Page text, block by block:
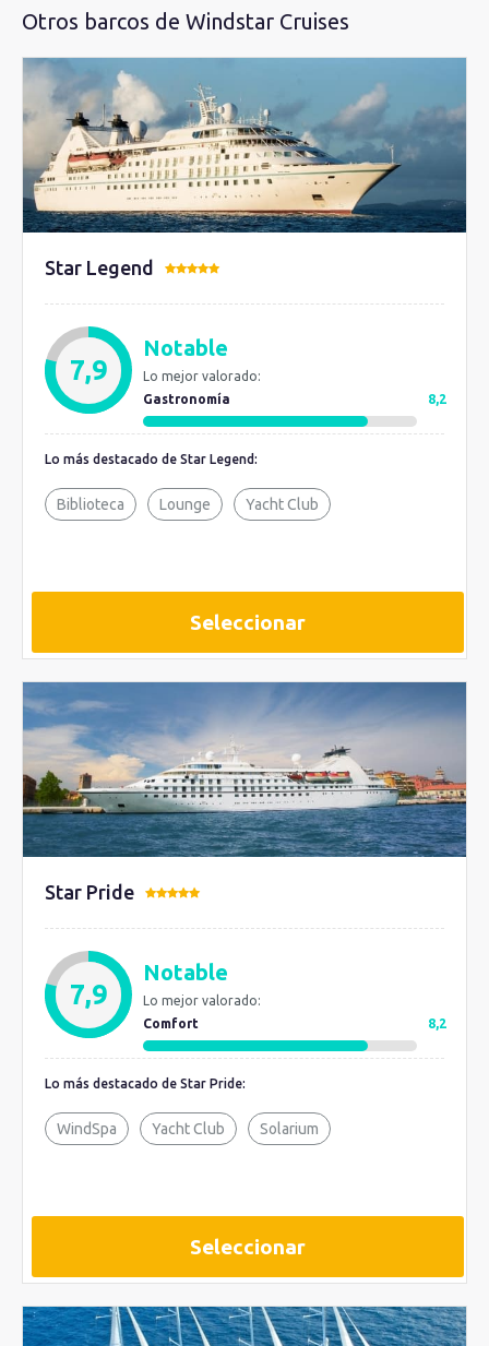
Otros barcos de Windstar Cruises
Star Legend
7,9
Notable
Lo mejor valorado:
Gastronomía
8,2
Lo más destacado de Star Legend:
Biblioteca Lounge Yacht Club
Seleccionar
Star Pride
7,9
Notable
Lo mejor valorado:
Comfort
8,2
Lo más destacado de Star Pride:
WindSpa Yacht Club Solarium
Seleccionar